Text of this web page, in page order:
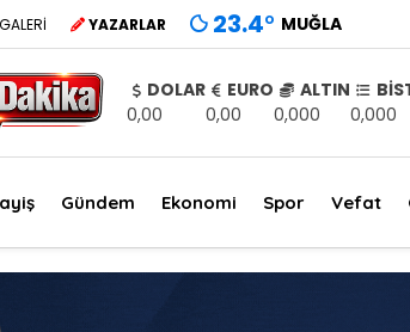
GALERİ YAZARLAR 23.4° MUĞLA
DOLAR
0,00
EURO
0,00
ALTIN
0,000
0,000
Gündem Ekonomi Spor Vefat